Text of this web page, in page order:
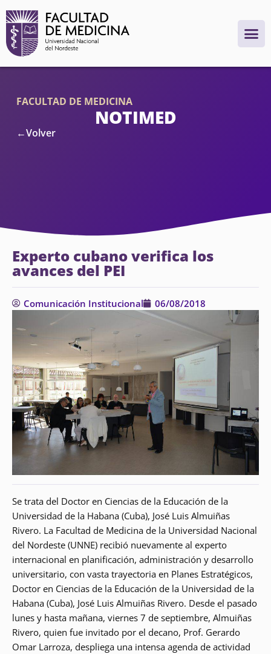
FACULTAD DE MEDICINA
NOTIMED
←Volver
Experto cubano verifica los
avances del PEI
Comunicación Institucional 06/08/2018
Se trata del Doctor en Ciencias de la Educación de la
Universidad de la Habana (Cuba), José Luis Almuiñas
Rivero. La Facultad de Medicina de la Universidad Nacional
del Nordeste (UNNE) recibió nuevamente al experto
internacional en planificación, administración y desarrollo
universitario, con vasta trayectoria en Planes Estratégicos,
Doctor en Ciencias de la Educación de la Universidad de la
Habana (Cuba), José Luis Almuiñas Rivero. Desde el pasado
lunes y hasta mañana, viernes 7 de septiembre, Almuiñas
Rivero, quien fue invitado por el decano, Prof. Gerardo
Omar Larroza, despliega una intensa agenda de actividad